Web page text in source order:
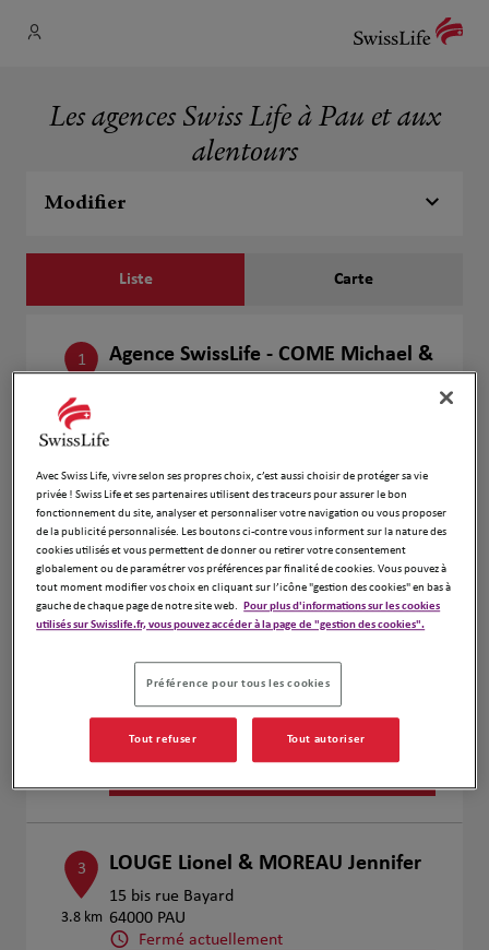
Les agences Swiss Life à Pau et aux
alentours
Modifier
Liste Carte
1
1.08 km
Agence SwissLife - COME Michael &
URCUDOY Jean-Pierre
Numéro
Voir plus
2 COUTURIER PAUL
64000 Pau
Numéro
3
3.8 km
LOUGE Lionel & MOREAU Jennifer
15 bis rue Bayard
64000 PAU
Fermé actuellement
Avec Swiss Life, vivre selon ses propres choix, c’est aussi choisir de protéger sa vie
privée ! Swiss Life et ses partenaires utilisent des traceurs pour assurer le bon
fonctionnement du site, analyser et personnaliser votre navigation ou vous proposer
de la publicité personnalisée. Les boutons ci-contre vous informent sur la nature des
cookies utilisés et vous permettent de donner ou retirer votre consentement
globalement ou de paramétrer vos préférences par finalité de cookies. Vous pouvez à
tout moment modifier vos choix en cliquant sur l’icône "gestion des cookies" en bas à
gauche de chaque page de notre site web. Pour plus d'informations sur les cookies
utilisés sur Swisslife.fr, vous pouvez accéder à la page de "gestion des cookies".
Préférence pour tous les cookies
Tout refuser Tout autoriser